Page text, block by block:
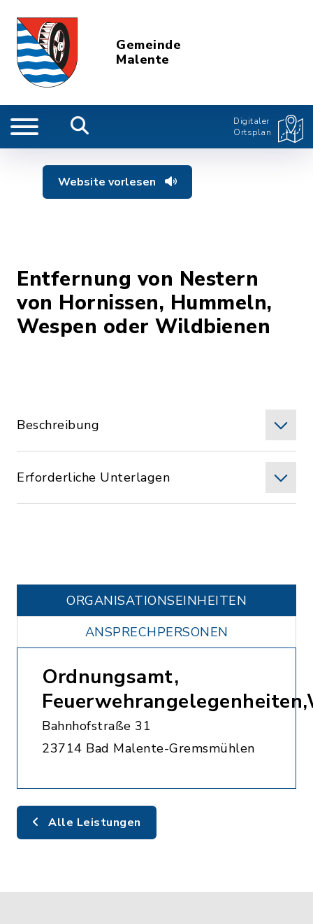
Gemeinde
Malente
Digitaler
Ortsplan
Website vorlesen
Entfernung von Nestern
von Hornissen, Hummeln,
Wespen oder Wildbienen
Beschreibung
Erforderliche Unterlagen
ORGANISATIONS­EINHEITEN
ANSPRECHPERSONEN
Ordnungsamt,
Bahnhofstraße 31
23714 Bad Malente-Gremsmühlen
Alle Leistungen